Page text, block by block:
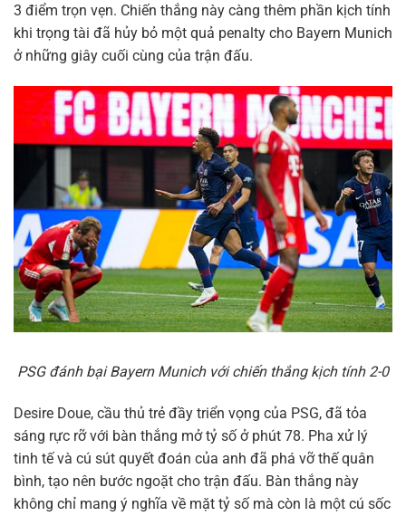
3 điểm trọn vẹn. Chiến thắng này càng thêm phần kịch tính
khi trọng tài đã hủy bỏ một quả penalty cho Bayern Munich
ở những giây cuối cùng của trận đấu.
PSG đánh bại Bayern Munich với chiến thắng kịch tính 2-0
Desire Doue, cầu thủ trẻ đầy triển vọng của PSG, đã tỏa
sáng rực rỡ với bàn thắng mở tỷ số ở phút 78. Pha xử lý
tinh tế và cú sút quyết đoán của anh đã phá vỡ thế quân
bình, tạo nên bước ngoặt cho trận đấu. Bàn thắng này
không chỉ mang ý nghĩa về mặt tỷ số mà còn là một cú sốc